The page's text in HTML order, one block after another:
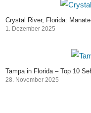
Crystal River, Florida:
1. Dezember 2025
Tampa in Florida – Top 10
28. November 2025